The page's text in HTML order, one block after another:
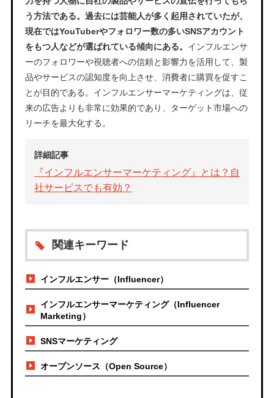
う方法である。過去には芸能人が多く起用されていたが、
現在ではYouTuberやフォロワー数の多いSNSアカウント
をもつ人などが選ばれている傾向にある。 インフルエンサ
ーのフォロワーや視聴者への信頼と影響力を活用して、製
品やサービスの認知度を向上させ、消費者に購買を促すこ
とが目的である。インフルエンサーマーケティングは、従
来の広告よりも非常に効果的であり、ターゲット市場への
リーチを最大化する。
詳細記事
『インフルエンサーマーケティング』とは？自
社サービスでも有効？
関連キーワード
インフルエンサー（Influencer）
インフルエンサーマーケティング（Influencer
Marketing）
SNSマーケティング
オープンソース（Open Source）